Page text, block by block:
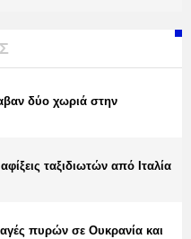
δύο χωριά στην
ταξιδιωτών από Ιταλία
πυρών σε Ουκρανία και